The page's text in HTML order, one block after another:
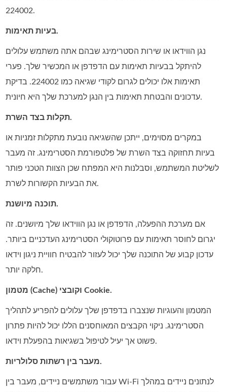
224002.
בעיות תאימות.
נגן הווידאו או שירות הסטרימינג שבהם אתה משתמש עלולים
להיתקל בבעיות תאימות עם הדפדפן או המכשיר שלך. פערי
תאימות אלו יכולים לגרום לקודי שגיאה כמו 224002. בדיקת
עדכונים והבטחת תאימות בין הנגן למערכת שלך היא חיונית.
תקלות בצד השרת.
במקרים מסוימים, ייתכן שהשגיאה נובעת מתקלות זמניות או
בעיות תחזוקה בצד השרת של פלטפורמת הסטרימינג. זה מעבר
לשליטת המשתמש, וסבלנות היא המפתח שכן הצוות הטכני פותר
את הבעיות הקשורות לשרת.
תוכנה מיושנת.
אם מערכת ההפעלה, הדפדפן או נגן הווידאו שלך מיושנים. זה
יגרום לחוסר תאימות עם פרוטוקולי הסטרימינג העדכניים ביותר.
עדכון קבוע של התוכנה שלך יכול לעזור להבטיח חוויית ניגון וידאו
חלקה יותר.
מטמון (Cache) וקובצי Cookie.
המטמון והעוגיות שנצברו בדפדפן שלך עלולים להפריע לתהליך
הסטרימינג. ניקוי הקבצים המאוחסנים הללו יכול להיות פתרון
פשוט אך יעיל לטיפול בשגיאות בהפעלת וידאו.
מעבר בין רשתות סלולריות.
עבור משתמשים ניידים, מעבר בין Wi-Fi לנתונים ניידים במהלך